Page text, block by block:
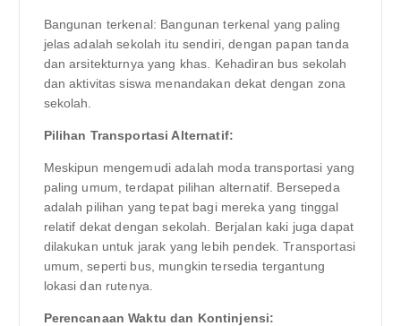
Bangunan terkenal: Bangunan terkenal yang paling
jelas adalah sekolah itu sendiri, dengan papan tanda
dan arsitekturnya yang khas. Kehadiran bus sekolah
dan aktivitas siswa menandakan dekat dengan zona
sekolah.
Pilihan Transportasi Alternatif:
Meskipun mengemudi adalah moda transportasi yang
paling umum, terdapat pilihan alternatif. Bersepeda
adalah pilihan yang tepat bagi mereka yang tinggal
relatif dekat dengan sekolah. Berjalan kaki juga dapat
dilakukan untuk jarak yang lebih pendek. Transportasi
umum, seperti bus, mungkin tersedia tergantung
lokasi dan rutenya.
Perencanaan Waktu dan Kontinjensi: